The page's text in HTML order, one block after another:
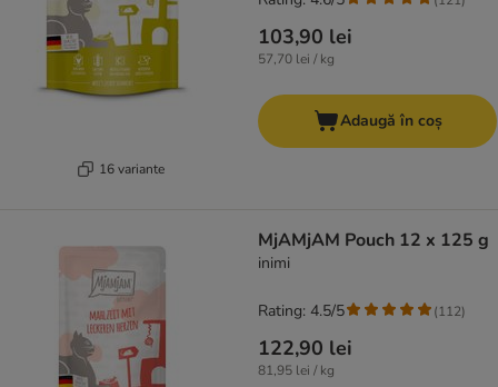
16 variante
103,90 lei
57,70 lei / kg
Adaugă în coș
MjAMjAM Pouch 12 x 125 g
inimi
122,90 lei
81,95 lei / kg
Rating: 4.5/5 (112)